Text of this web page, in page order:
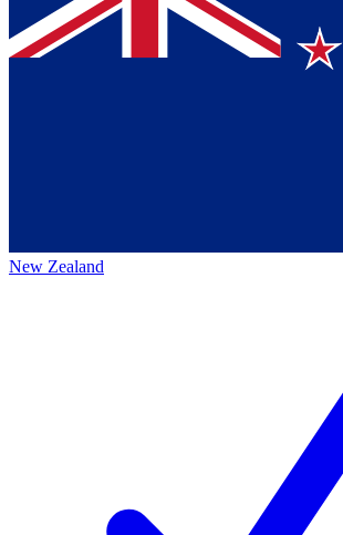
New Zealand